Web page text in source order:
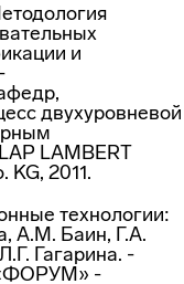
и
двухуровневой
LAMBERT
2011.
технологии:
А.М. Баин, Г.А.
Гагарина. -
-